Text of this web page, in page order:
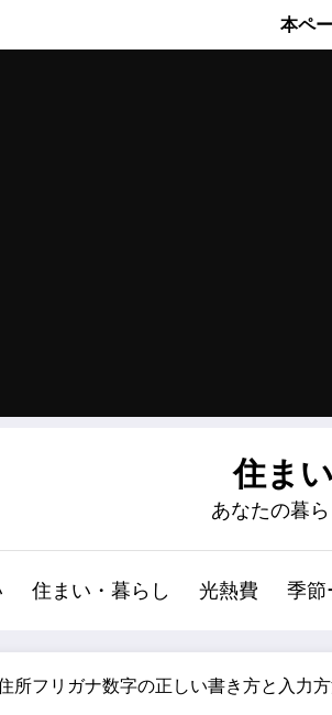
本ペ
住ま
あなたの暮
住まい・暮らし 光熱費 季節
所フリガナ数字の正しい書き方と入力